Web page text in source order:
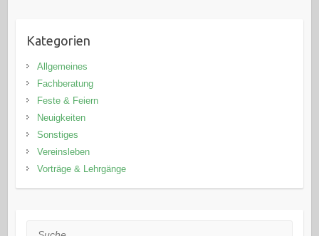
Kategorien
Allgemeines
Fachberatung
Feste & Feiern
Neuigkeiten
Sonstiges
Vereinsleben
Vorträge & Lehrgänge
Suche